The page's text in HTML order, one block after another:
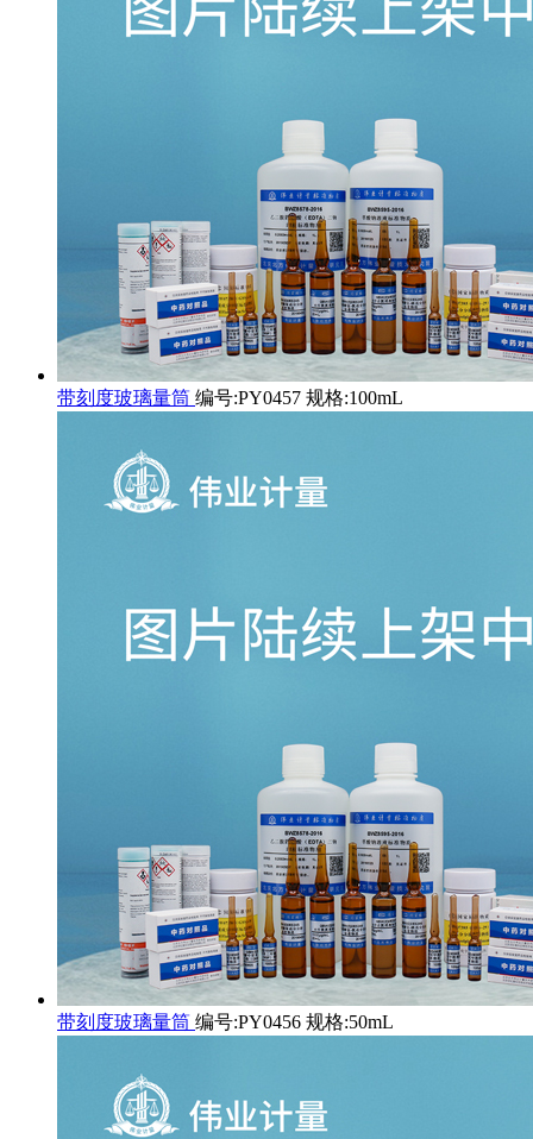
带刻度玻璃量筒 编号:PY0457 规格:100mL
带刻度玻璃量筒 编号:PY0456 规格:50mL